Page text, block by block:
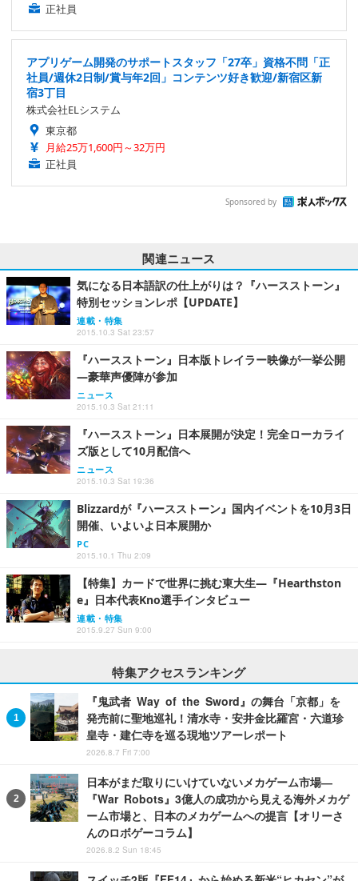
正社員
アプリゲーム開発のサポートスタッフ「27卒」資格不問「正
社員/週休2日制/賞与年2回」コンテンツ好き歓迎/新宿区新
宿3丁目
株式会社ELシステム
東京都
月給25万1,600円～32万円
正社員
Sponsored by
関連ニュース
気になる日本語訳の仕上がりは？『ハースストーン』
特別セッションレポ【UPDATE】
連載・特集
2015.10.3 Sat 23:57
『ハースストーン』日本版トレイラー映像が一挙公開
―豪華声優陣が参加
ニュース
2015.10.3 Sat 21:11
『ハースストーン』日本展開が決定！完全ローカライ
ズ版として10月配信へ
ニュース
2015.10.3 Sat 19:36
Blizzardが『ハースストーン』国内イベントを10月3日
開催、いよいよ日本展開か
PC
2015.10.1 Thu 2:09
【特集】カードで世界に挑む東大生―『Hearthston
e』日本代表Kno選手インタビュー
連載・特集
2015.9.27 Sun 9:00
特集アクセスランキング
『鬼武者 Way of the Sword』の舞台「京都」を
発売前に聖地巡礼！清水寺・安井金比羅宮・六道珍
皇寺・建仁寺を巡る現地ツアーレポート
2026.8.7 Fri 7:00
日本がまだ取りにいけていないメカゲーム市場―
『War Robots』3億人の成功から見える海外メカゲ
ーム市場と、日本のメカゲームへの提言【オリーさ
んのロボゲーコラム】
2026.8.2 Sun 18:45